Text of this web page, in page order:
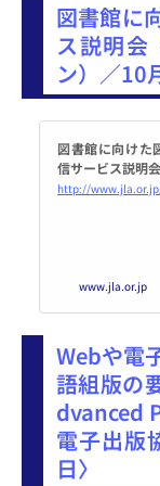
図書館に
ス説明会
ン）／10
図書館に向けた
信サービス説明会
www.jla.or.jp
Webや電
語組版の
dvanced
電子出版
日〉